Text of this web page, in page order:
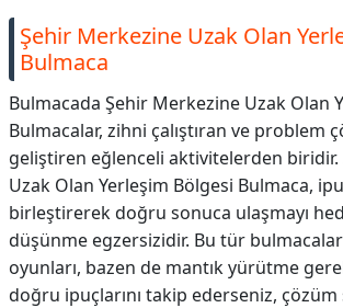
Şehir Merkezine Uzak Olan
Bulmaca
Bulmacada Şehir Merkezine Uzak Olan
Bulmacalar, zihni çalıştıran ve problem
geliştiren eğlenceli aktivitelerden
Uzak Olan Yerleşim Bölgesi Bulmaca,
birleştirerek doğru sonuca ulaşmayı
düşünme egzersizidir. Bu tür
oyunları, bazen de mantık yürütme
doğru ipuçlarını takip ederseniz, çözüm